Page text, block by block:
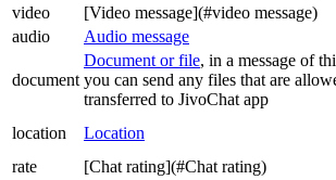
video
[Video message](#video message)
audio
Audio message
document
Document or file, in a message of
you can send any files that are
transferred to JivoChat app
location Location
rate
[Chat rating](#Chat rating)